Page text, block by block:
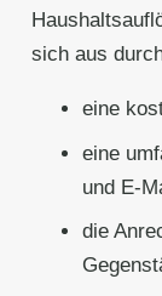
sich aus
eine
eine
und E-
die